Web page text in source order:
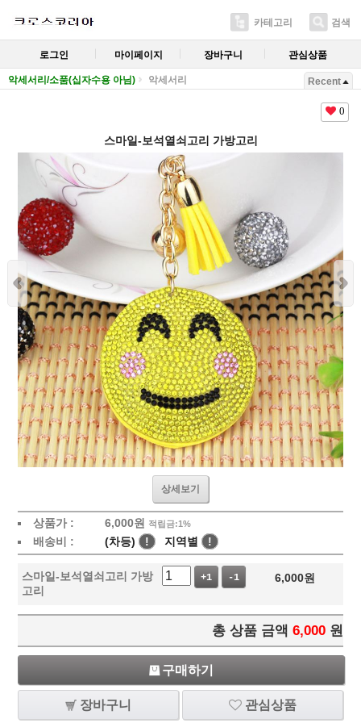
카테고리 검색
로그인 마이페이지 장바구니 관심상품
악세서리/소품(십자수용 아님) 악세서리 Recent
0
스마일-보석열쇠고리 가방고리
상세보기
상품가 : 6,000원 적립금:1%
배송비 : (차등) ! 지역별 !
스마일-보석열쇠고리 가방
고리
+1 -1 6,000원
총 상품 금액 6,000 원
구매하기
장바구니 관심상품